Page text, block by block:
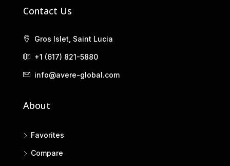
Contact Us
Gros Islet, Saint Lucia
+1 (617) 821-5880
info@avere-global.com
About
Favorites
Compare